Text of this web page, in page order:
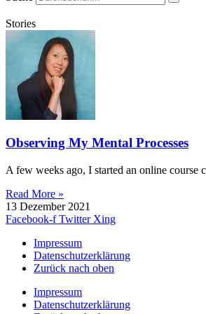
Stories
Observing My Mental Processes
A few weeks ago, I started an online
Read More »
13 Dezember 2021
Facebook-f Twitter Xing
Impressum
Datenschutzerklärung
Zurück nach oben
Impressum
Datenschutzerklärung